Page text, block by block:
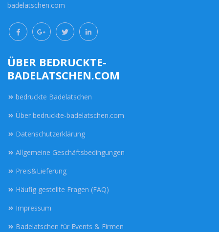
badelatschen.com
ÜBER BEDRUCKTE-
BADELATSCHEN.COM
bedruckte Badelatschen
Über bedruckte-badelatschen.com
Datenschutzerklärung
Allgemeine Geschäftsbedingungen
Preis&Lieferung
Häufig gestellte Fragen (FAQ)
Impressum
Badelatschen für Events & Firmen